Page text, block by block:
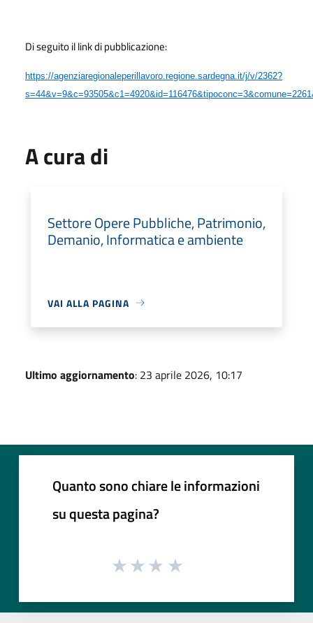
Di seguito il link di pubblicazione:
https://agenziaregionaleperillavoro.regione.sardegna.it/j/v/2362?
A cura di
Settore Opere Pubbliche, Patrimonio,
Demanio, Informatica e ambiente
VAI ALLA PAGINA
Ultimo aggiornamento: 23 aprile 2026, 10:17
Quanto sono chiare le informazioni
su questa pagina?